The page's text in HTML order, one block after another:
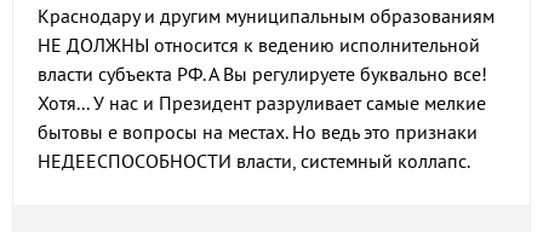
Краснодару и другим муниципальным образованиям
НЕ ДОЛЖНЫ относится к ведению исполнительной
власти субъекта РФ. А Вы регулируете буквально все!
Хотя... У нас и Президент разруливает самые мелкие
бытовы е вопросы на местах. Но ведь это признаки
НЕДЕЕСПОСОБНОСТИ власти, системный коллапс.